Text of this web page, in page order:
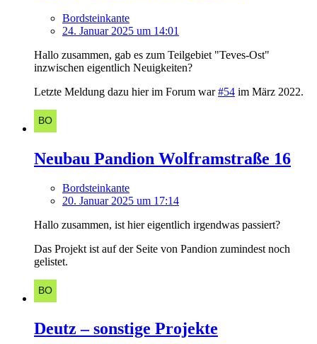
Bordsteinkante
24. Januar 2025 um 14:01
Hallo zusammen, gab es zum Teilgebiet "Teves-Ost"
inzwischen eigentlich Neuigkeiten?
Letzte Meldung dazu hier im Forum war#54 im März 2022.
Neubau Pandion Wolframstraße 16
Bordsteinkante
20. Januar 2025 um 17:14
Hallo zusammen, ist hier eigentlich irgendwas passiert?
Das Projekt ist auf der Seite von Pandion zumindest noch
gelistet.
Deutz – sonstige Projekte